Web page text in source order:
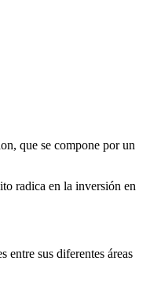
que se compone por un
radica en la inversión en
sus diferentes áreas